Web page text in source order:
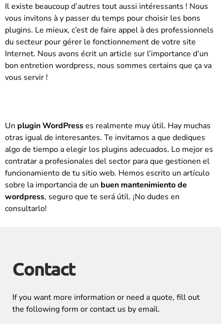
Il existe beaucoup d’autres tout aussi intéressants ! Nous
vous invitons à y passer du temps pour choisir les bons
plugins. Le mieux, c’est de faire appel à des professionnels
du secteur pour gérer le fonctionnement de votre site
Internet. Nous avons écrit un article sur l’importance d’un
bon entretien wordpress, nous sommes certains que ça va
vous servir !
Un plugin WordPresses realmente muy útil. Hay muchas
otras igual de interesantes. Te invitamos a que dediques
algo de tiempo a elegir los plugins adecuados. Lo mejor es
contratar a profesionales del sector para que gestionen el
funcionamiento de tu sitio web. Hemos escrito un artículo
sobre la importancia de un buen mantenimiento de
wordpress, seguro que te será útil. ¡No dudes en
consultarlo!
Contact
If you want more information or need a quote, fill out
the following form or contact us by email.